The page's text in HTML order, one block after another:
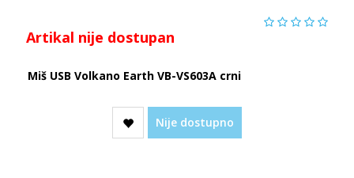
Artikal nije dostupan
Miš USB Volkano Earth VB-VS603A crni
Nije dostupno